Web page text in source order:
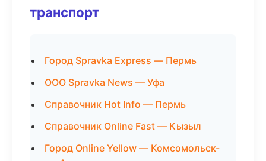
транспорт
Город Spravka Express — Пермь
ООО Spravka News — Уфа
Справочник Hot Info — Пермь
Справочник Online Fast — Кызыл
Город Online Yellow — Комсомольск-